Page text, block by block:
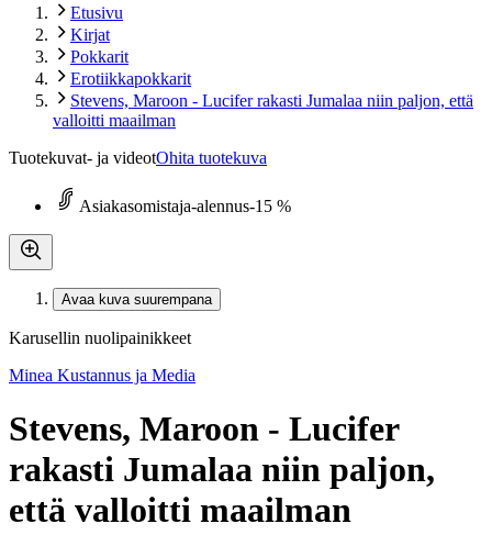
Etusivu
Kirjat
Pokkarit
Erotiikkapokkarit
Stevens, Maroon - Lucifer rakasti Jumalaa niin paljon, että
valloitti maailman
Tuotekuvat- ja videotOhita tuotekuva
Asiakasomistaja-alennus-15 %
Avaa kuva suurempana
Karusellin nuolipainikkeet
Minea Kustannus ja Media
Stevens, Maroon - Lucifer
rakasti Jumalaa niin paljon,
että valloitti maailman